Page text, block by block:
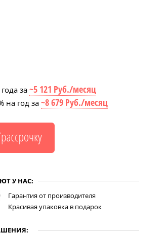
за ~5 121 Руб./месяц
на год за ~8 679 Руб./месяц
У НАС:
Гарантия от производителя
Красивая упаковка в подарок